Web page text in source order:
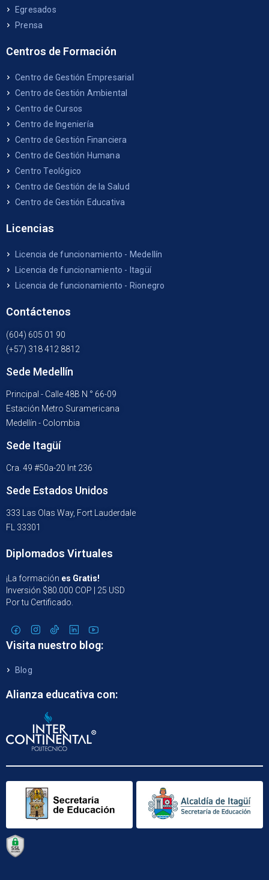
Egresados
Prensa
Centros de Formación
Centro de Gestión Empresarial
Centro de Gestión Ambiental
Centro de Cursos
Centro de Ingeniería
Centro de Gestión Financiera
Centro de Gestión Humana
Centro Teológico
Centro de Gestión de la Salud
Centro de Gestión Educativa
Licencias
Licencia de funcionamiento - Medellín
Licencia de funcionamiento - Itagüí
Licencia de funcionamiento - Rionegro
Contáctenos
(604) 605 01 90
(+57) 318 412 8812
Sede Medellín
Principal - Calle 48B N ° 66-09
Estación Metro Suramericana
Medellín - Colombia
Sede Itagüí
Cra. 49 #50a-20 Int 236
Sede Estados Unidos
333 Las Olas Way, Fort Lauderdale
FL 33301
Diplomados Virtuales
¡La formación es Gratis!
Inversión $80.000 COP | 25 USD
Por tu Certificado.
Visita nuestro blog:
Blog
Alianza educativa con: